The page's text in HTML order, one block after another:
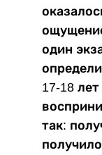
один
17-18
так: